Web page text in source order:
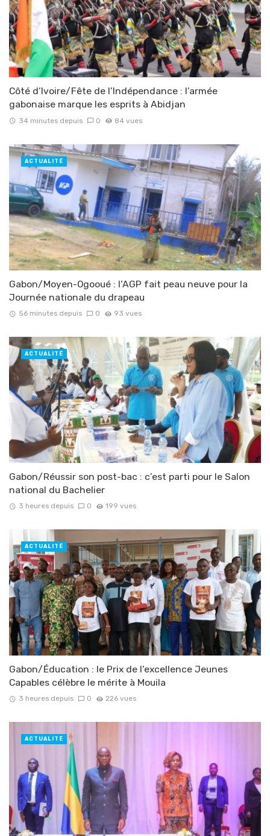
Côté d’Ivoire/Fête de l’Indépendance : l’armée
gabonaise marque les esprits à Abidjan
34 minutes depuis 0 84 vues
Gabon/Moyen-Ogooué : l’AGP fait peau neuve pour la
Journée nationale du drapeau
56 minutes depuis 0 93 vues
ACTUALITÉ
Gabon/Réussir son post-bac : c’est parti pour le Salon
national du Bachelier
3 heures depuis 0 199 vues
ACTUALITÉ
Gabon/Éducation : le Prix de l’excellence Jeunes
Capables célèbre le mérite à Mouila
3 heures depuis 0 226 vues
ACTUALITÉ
ACTUALITÉ